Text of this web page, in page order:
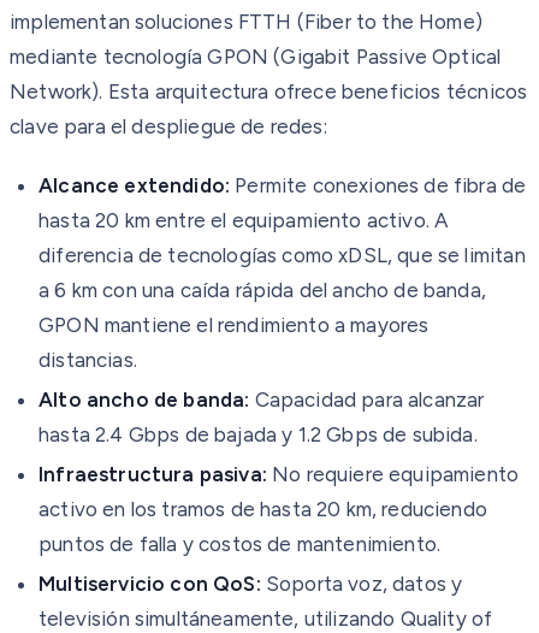
implementan soluciones FTTH (Fiber to the Home)
mediante tecnología GPON (Gigabit Passive Optical
Network). Esta arquitectura ofrece beneficios técnicos
clave para el despliegue de redes:
Alcance extendido: Permite conexiones de fibra de
hasta 20 km entre el equipamiento activo. A
diferencia de tecnologías como xDSL, que se limitan
a 6 km con una caída rápida del ancho de banda,
GPON mantiene el rendimiento a mayores
distancias.
Alto ancho de banda: Capacidad para alcanzar
hasta 2.4 Gbps de bajada y 1.2 Gbps de subida.
Infraestructura pasiva: No requiere equipamiento
activo en los tramos de hasta 20 km, reduciendo
puntos de falla y costos de mantenimiento.
Multiservicio con QoS: Soporta voz, datos y
televisión simultáneamente, utilizando Quality of